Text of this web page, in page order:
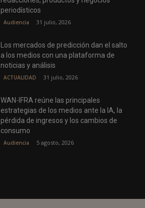
periodísticos
Audiencia 31 julio, 2026
Los mercados de predicción dan el salto
a los medios con una plataforma de
noticias y análisis
ACTUALIDAD 31 julio, 2026
WAN-IFRA reúne las principales
estrategias de los medios ante la IA, la
pérdida de ingresos y los cambios de
consumo
Audiencia 5 agosto, 2026